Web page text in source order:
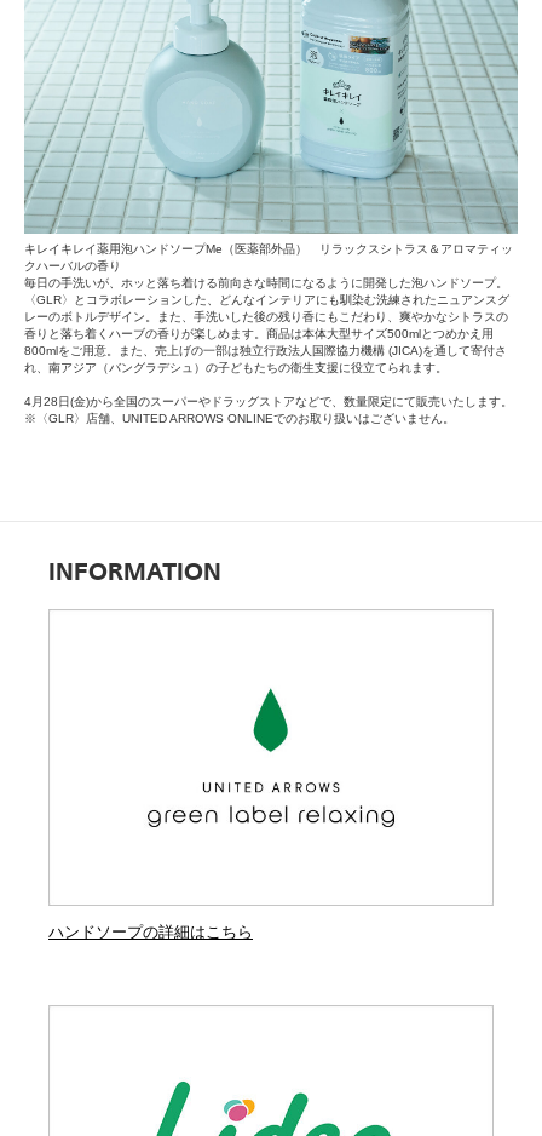
キレイキレイ薬用泡ハンドソープMe（医薬部外品） リラックスシトラス＆アロマティッ
クハーバルの香り
毎日の手洗いが、ホッと落ち着ける前向きな時間になるように開発した泡ハンドソープ。
〈GLR〉とコラボレーションした、どんなインテリアにも馴染む洗練されたニュアンスグ
レーのボトルデザイン。また、手洗いした後の残り香にもこだわり、爽やかなシトラスの
香りと落ち着くハーブの香りが楽しめます。商品は本体大型サイズ500mlとつめかえ用
800mlをご用意。また、売上げの一部は独立行政法人国際協力機構 (JICA)を通して寄付さ
れ、南アジア（バングラデシュ）の子どもたちの衛生支援に役立てられます。
4月28日(金)から全国のスーパーやドラッグストアなどで、数量限定にて販売いたします。
※〈GLR〉店舗、UNITED ARROWS ONLINEでのお取り扱いはございません。
INFORMATION
ハンドソープの詳細はこちら